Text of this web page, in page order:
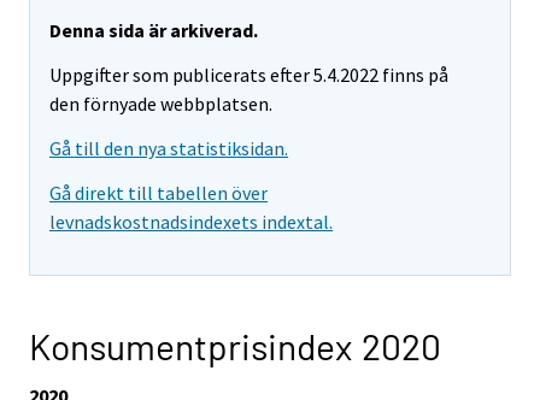
Denna sida är arkiverad.
Uppgifter som publicerats efter 5.4.2022 finns på
den förnyade webbplatsen.
Gå till den nya statistiksidan.
Gå direkt till tabellen över
levnadskostnadsindexets indextal.
Konsumentprisindex 2020